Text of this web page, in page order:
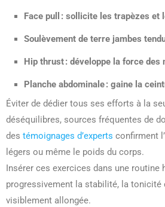
Face pull : sollicite les trapèzes et
Soulèvement de terre jambes
Hip thrust: développe la force
Planche abdominale: gaine la
Éviter de dédier tous ses efforts à la
déséquilibres, sources fréquentes de
des témoignages d’experts confirment
légers ou même le poids du corps.
Insérer ces exercices dans une
progressivement la stabilité, la tonicité
visiblement allongée.